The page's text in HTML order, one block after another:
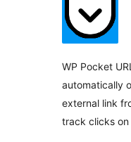
WP Pocket
automatically
external link
track clicks on